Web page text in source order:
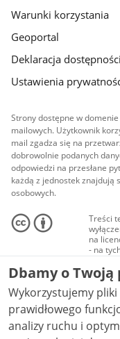
Warunki korzystania
Geoportal
Deklaracja
Ustawienia
Strony dostępne w
mailowych. Użytkownik
mail zgadza się na
dobrowolnie podanych
odpowiedzi na przesłane
każdą z jednostek znajdują
osobowych.
Treści
na
- na
audio i
NC-ND
Dbamy o
Wykorzystujemy
prawidłowego
analizy ruchu i